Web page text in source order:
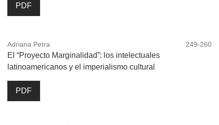
PDF
Adriana Petra 249-260
El “Proyecto Marginalidad”: los intelectuales
latinoamericanos y el imperialismo cultural
PDF